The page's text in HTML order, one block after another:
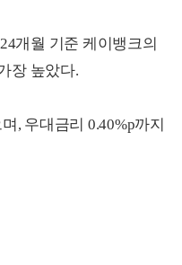
개월 기준 케이뱅크의
장 높았다.
, 우대금리 0.40%p까지